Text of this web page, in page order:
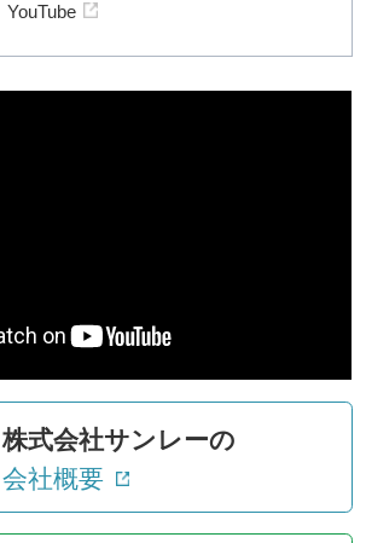
YouTube
株式会社サンレーの
会社概要